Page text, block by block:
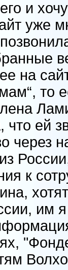
и
уже
на
то
что ей
через
к
им